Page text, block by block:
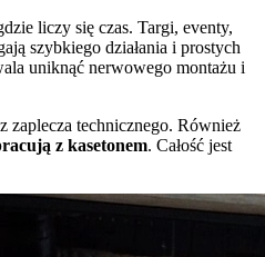
liczy się czas. Targi, eventy,
szybkiego działania i prostych
uniknąć nerwowego montażu i
zaplecza technicznego. Również
z kasetonem. Całość jest